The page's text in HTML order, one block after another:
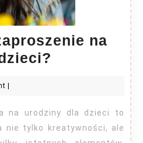
na
zaproszenie
na
urodziny
|
nie tylko kreatywności, ale